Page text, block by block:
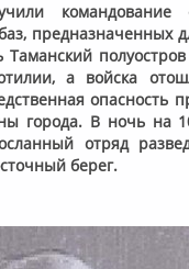
предназначенных
Таманский
а войска
опасность
города. В ночь на
отряд
берег.